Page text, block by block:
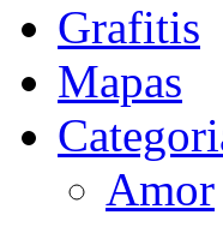
Grafitis
Mapas
Amor